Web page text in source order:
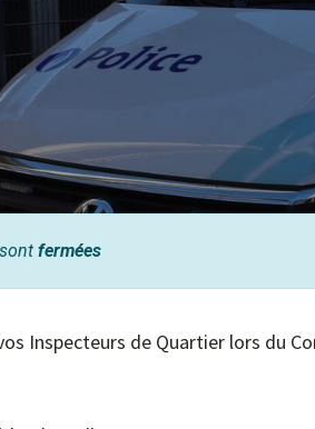
fermées
Inspecteurs de Quartier lors du